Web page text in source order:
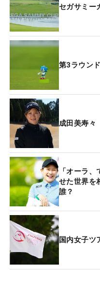
セガサミ
第3ラウン
成田美寿
「オーラ
せた世界を
誰？
国内女子